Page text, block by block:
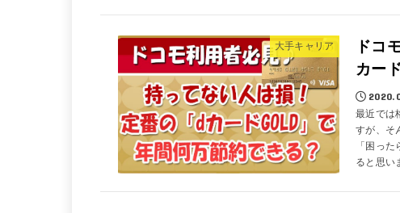
大手キャリア
ドコ
カー
最近では
すが、そ
「困っ
ると思い